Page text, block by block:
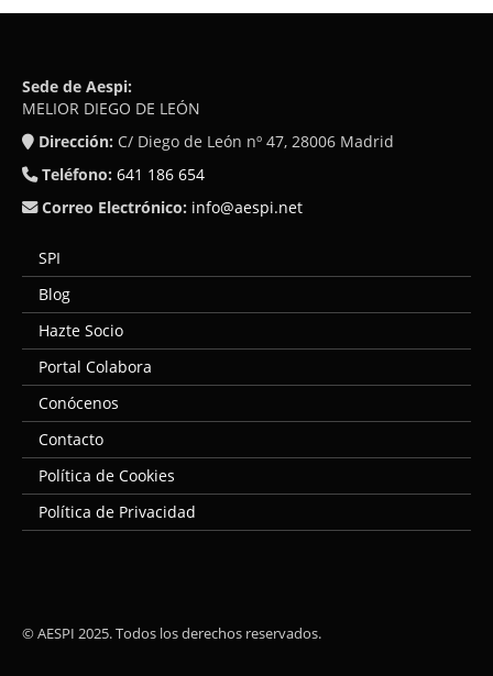
Sede de Aespi:
MELIOR DIEGO DE LEÓN
Dirección: C/ Diego de León nº 47, 28006 Madrid
Teléfono: 641 186 654
Correo Electrónico: info@aespi.net
SPI
Blog
Hazte Socio
Portal Colabora
Conócenos
Contacto
Política de Cookies
Política de Privacidad
© AESPI 2025. Todos los derechos reservados.